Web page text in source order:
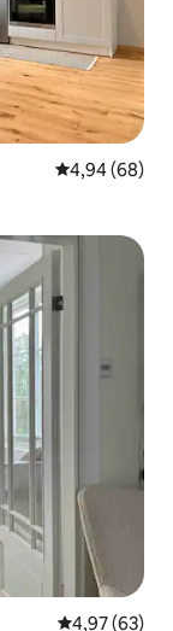
4,94 de uma
4,94 (68)
4,97 de uma
4,97 (63)